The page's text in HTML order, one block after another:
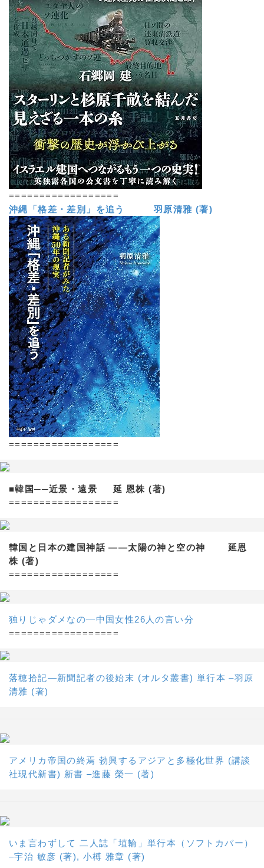
==================
沖縄「格差・差別」を追う 羽原清雅 (著)
==================
■韓国──近景・遠景 延 恩株 (著)
==================
韓国と日本の建国神話 ——太陽の神と空の神 延恩
株 (著)
==================
独りじゃダメなの―中国女性26人の言い分
==================
落穂拾記―新聞記者の後始末 (オルタ叢書) 単行本 –羽原
清雅 (著)
アメリカ帝国の終焉 勃興するアジアと多極化世界 (講談
社現代新書) 新書 –進藤 榮一 (著)
いま言わずして 二人誌「埴輪」単行本（ソフトカバー）
–宇治 敏彦 (著), 小榑 雅章 (著)